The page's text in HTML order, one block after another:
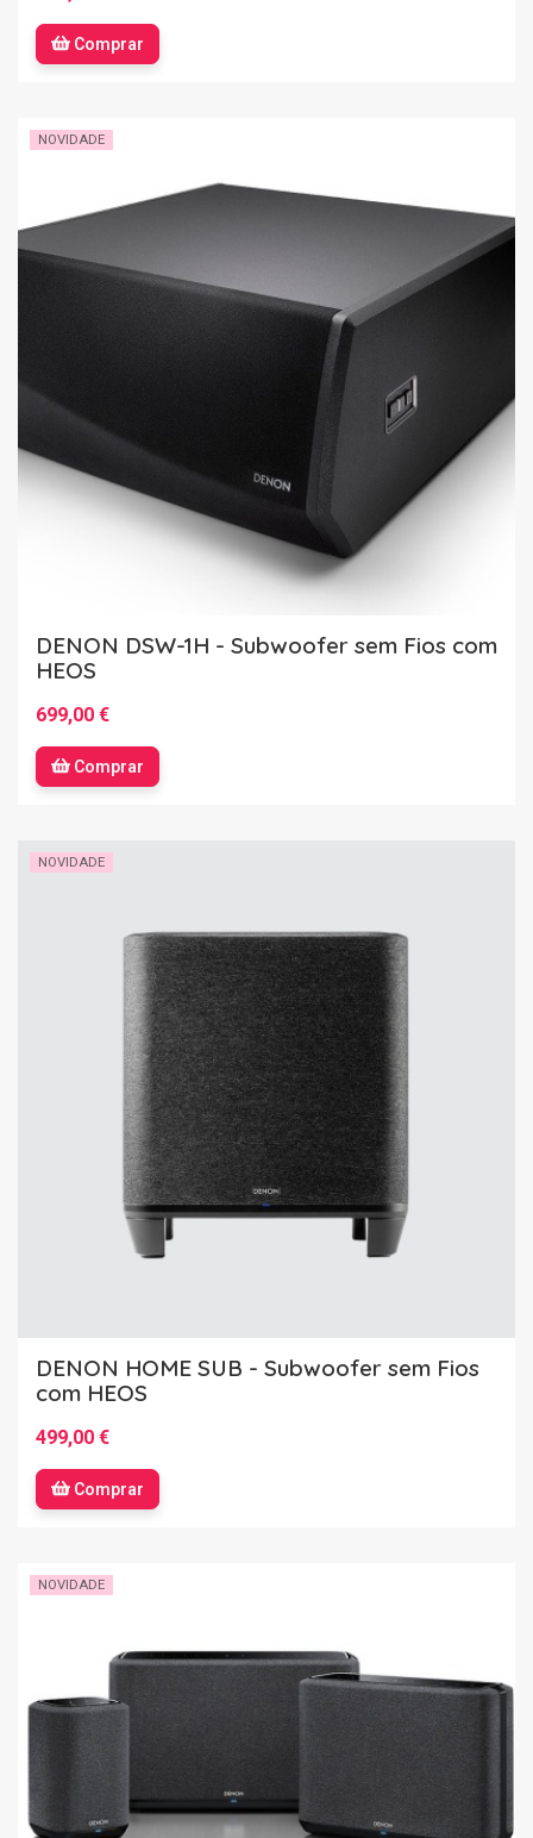
Comprar
NOVIDADE
DENON DSW-1H - Subwoofer sem Fios com
HEOS
699,00 €
Comprar
NOVIDADE
DENON HOME SUB - Subwoofer sem Fios
com HEOS
499,00 €
Comprar
NOVIDADE